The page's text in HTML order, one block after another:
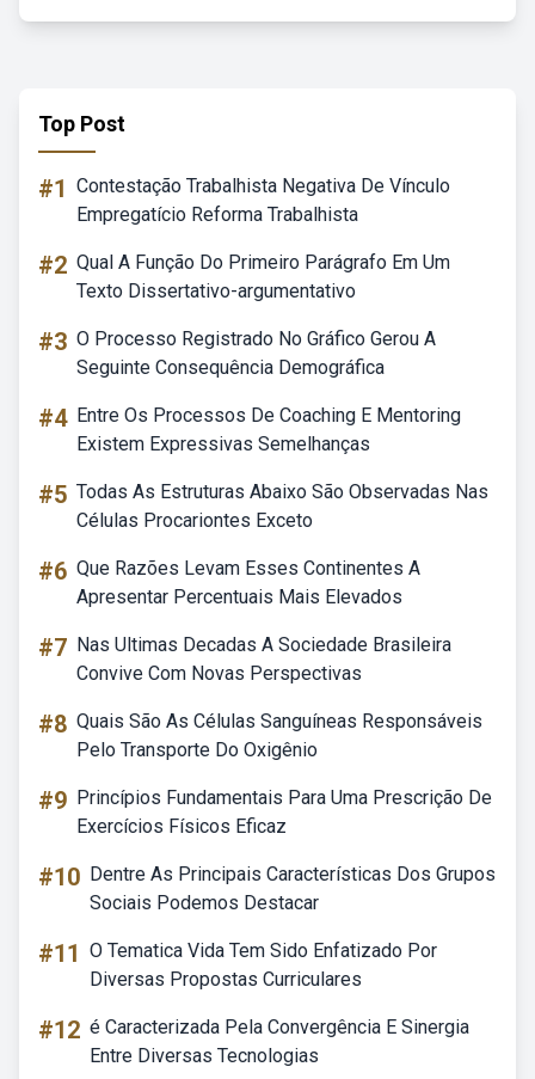
Top Post
#1 Contestação Trabalhista Negativa De Vínculo
Empregatício Reforma Trabalhista
#2 Qual A Função Do Primeiro Parágrafo Em Um
Texto Dissertativo-argumentativo
#3 O Processo Registrado No Gráfico Gerou A
Seguinte Consequência Demográfica
#4 Entre Os Processos De Coaching E Mentoring
Existem Expressivas Semelhanças
#5 Todas As Estruturas Abaixo São Observadas Nas
Células Procariontes Exceto
#6 Que Razões Levam Esses Continentes A
Apresentar Percentuais Mais Elevados
#7 Nas Ultimas Decadas A Sociedade Brasileira
Convive Com Novas Perspectivas
#8 Quais São As Células Sanguíneas Responsáveis
Pelo Transporte Do Oxigênio
#9 Princípios Fundamentais Para Uma Prescrição De
Exercícios Físicos Eficaz
#10 Dentre As Principais Características Dos Grupos
Sociais Podemos Destacar
#11 O Tematica Vida Tem Sido Enfatizado Por
Diversas Propostas Curriculares
#12 é Caracterizada Pela Convergência E Sinergia
Entre Diversas Tecnologias